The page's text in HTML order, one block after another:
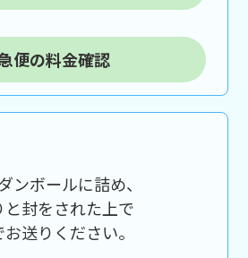
便の料金確認
ンボールに詰め、
と封をされた上で
送りください。